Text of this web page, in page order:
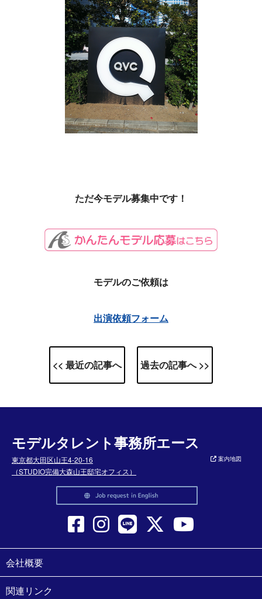
ただ今モデル募集中です！
モデルのご依頼は
出演依頼フォーム
<< 最近の記事へ 過去の記事へ >>
モデルタレント事務所エース
東京都大田区山王4-20-16
（STUDIO完備大森山王邸宅オフィス）
案内地図
会社概要
関連リンク